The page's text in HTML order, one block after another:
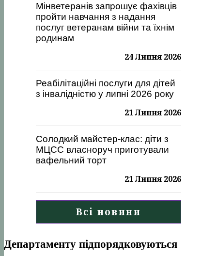
Мінветеранів запрошує фахівців
пройти навчання з надання
послуг ветеранам війни та їхнім
родинам
24 Липня 2026
Реабілітаційні послуги для дітей
з інвалідністю у липні 2026 року
21 Липня 2026
Солодкий майстер-клас: діти з
МЦСС власноруч приготували
вафельний торт
21 Липня 2026
Всі новини
Департаменту підпорядковуються